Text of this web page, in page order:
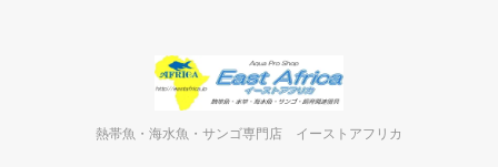
熱帯魚・海水魚・サンゴ専門店 イーストアフリカ